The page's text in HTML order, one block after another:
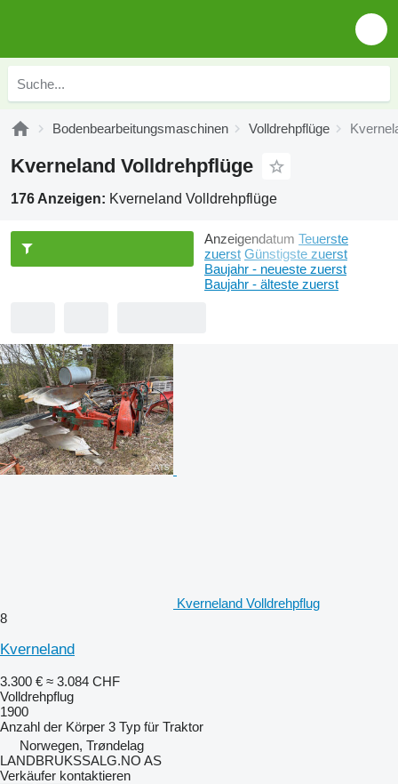
Bodenbearbeitungsmaschinen Volldrehpflüge
Kverneland Volldrehpflüge
176 Anzeigen: Kverneland Volldrehpflüge
Anzeigendatum Teuerste
zuerst Günstigste zuerst
Baujahr - neueste zuerst
Baujahr - älteste zuerst
Kverneland Volldrehpflug
8
Kverneland
3.300 € ≈ 3.084 CHF
Volldrehpflug
1900
Anzahl der Körper 3 Typ für Traktor
Norwegen, Trøndelag
LANDBRUKSSALG.NO AS
Verkäufer kontaktieren